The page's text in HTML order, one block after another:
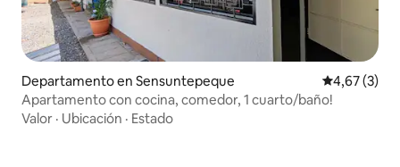
Departamento en Sensuntepeque Calificación
4,67 (3)
Apartamento con cocina, comedor, 1 cuarto/baño!
Valor · Ubicación · Estado